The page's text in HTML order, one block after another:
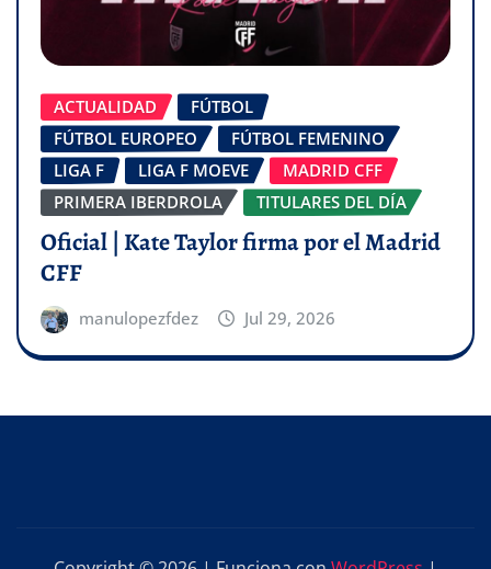
ACTUALIDAD
FÚTBOL
FÚTBOL EUROPEO
FÚTBOL FEMENINO
LIGA F
LIGA F MOEVE
MADRID CFF
PRIMERA IBERDROLA
TITULARES DEL DÍA
Oficial | Kate Taylor firma por el Madrid
CFF
manulopezfdez Jul 29, 2026